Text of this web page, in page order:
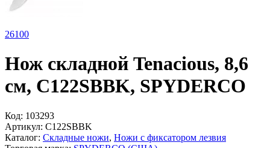
26100
Нож складной Tenacious, 8,6
см, C122SBBK, SPYDERCO
Код: 103293
Артикул: C122SBBK
Каталог: Складные ножи, Ножи с фиксатором лезвия